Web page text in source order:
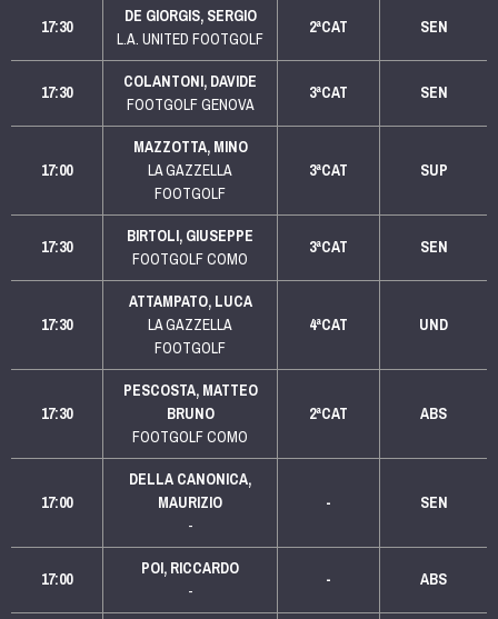
17:30
DE GIORGIS, SERGIO
L.A. UNITED FOOTGOLF
2ªCAT SEN
17:30
COLANTONI, DAVIDE
FOOTGOLF GENOVA
3ªCAT SEN
17:00
MAZZOTTA, MINO
LA GAZZELLA
FOOTGOLF
3ªCAT SUP
17:30
BIRTOLI, GIUSEPPE
FOOTGOLF COMO
3ªCAT SEN
17:30
ATTAMPATO, LUCA
LA GAZZELLA
FOOTGOLF
4ªCAT UND
17:30
PESCOSTA, MATTEO
BRUNO
FOOTGOLF COMO
2ªCAT ABS
17:00
DELLA CANONICA,
MAURIZIO
-
- SEN
17:00
POI, RICCARDO
-
- ABS